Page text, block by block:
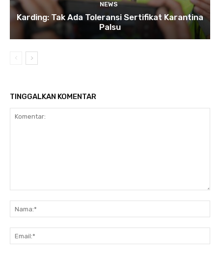
NEWS
Karding: Tak Ada Toleransi Sertifikat Karantina
Palsu
TINGGALKAN KOMENTAR